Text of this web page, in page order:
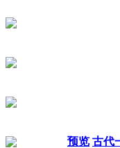
预览 古代